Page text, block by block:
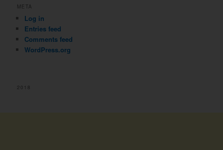
META
Log in
Entries feed
Comments feed
WordPress.org
2018